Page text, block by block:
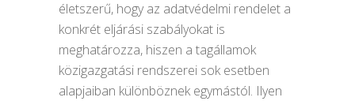
életszerű, hogy az adatvédelmi rendelet a
konkrét eljárási szabályokat is
meghatározza, hiszen a tagállamok
közigazgatási rendszerei sok esetben
alapjaiban különböznek egymástól. Ilyen